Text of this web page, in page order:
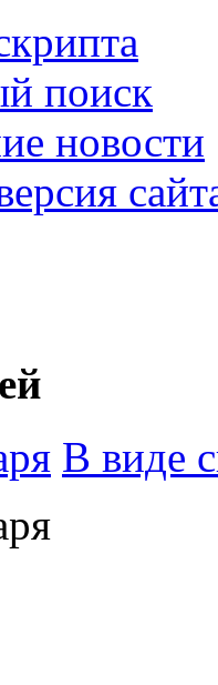
поиск
новости
В виде